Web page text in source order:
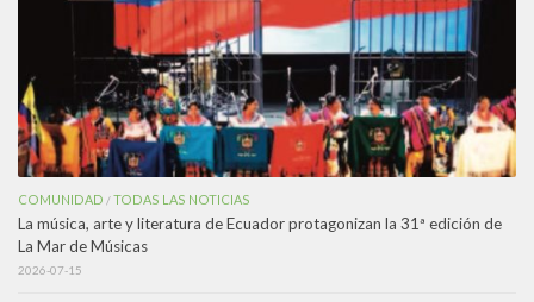
COMUNIDAD /TODAS LAS NOTICIAS
La música, arte y literatura de Ecuador protagonizan la 31ª edición de
La Mar de Músicas
2026-07-15